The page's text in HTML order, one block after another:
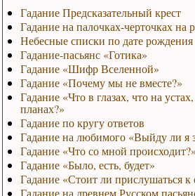
Гадание Предсказательный крест
Гадание на палочках-черточках на
Небесные списки по дате рождения
Гадание-пасьянс «Готика»
Гадание «Шифр Вселенной»
Гадание «Почему мы не вместе?»
Гадание «Что в глазах, что на
планах?»
Гадание по кругу ответов
Гадание на любимого «Выйду ли я
Гадание «Что со мной происходит?»
Гадание «Было, есть, будет»
Гадание «Стоит ли прислушаться к
Гадание на древнем Русском